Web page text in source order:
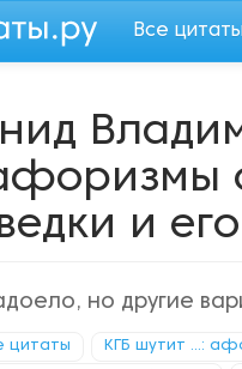
Все цитаты
и
но другие
цитаты КГБ шутит ...: